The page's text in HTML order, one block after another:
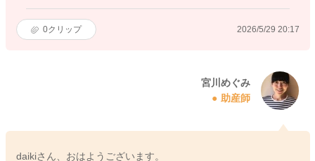
0クリップ 2026/5/29 20:17
宮川めぐみ
助産師
daikiさん、おはようございます。